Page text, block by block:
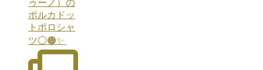
ゥーノ）の
ポルカドッ
トポロシャ
ツ⚪️🟠✨ ⁡